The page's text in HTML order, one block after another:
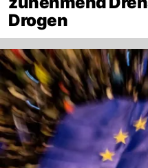
Drogen